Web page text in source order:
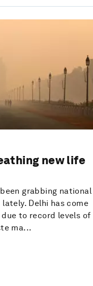
new life
been grabbing national
Delhi has come
to record levels of
ma...